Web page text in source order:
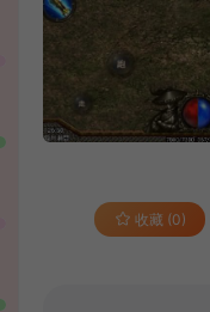
收藏 (0)